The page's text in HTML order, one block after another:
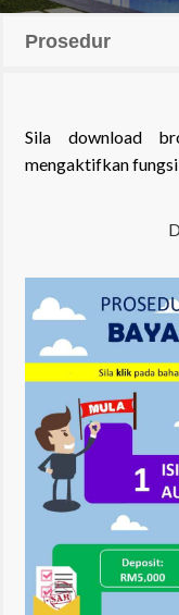
Prosedur
Sila download
mengaktifkan